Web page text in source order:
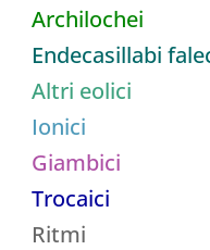
Archilochei
Endecasillabi
Altri eolici
Ionici
Giambici
Trocaici
Ritmi